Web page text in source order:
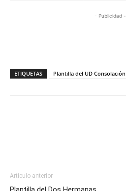
- Publicidad -
ETIQUETAS Plantilla del UD Consolación
Artículo anterior